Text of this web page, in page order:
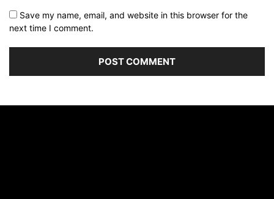
Save my name, email, and website in this browser for the
next time I comment.